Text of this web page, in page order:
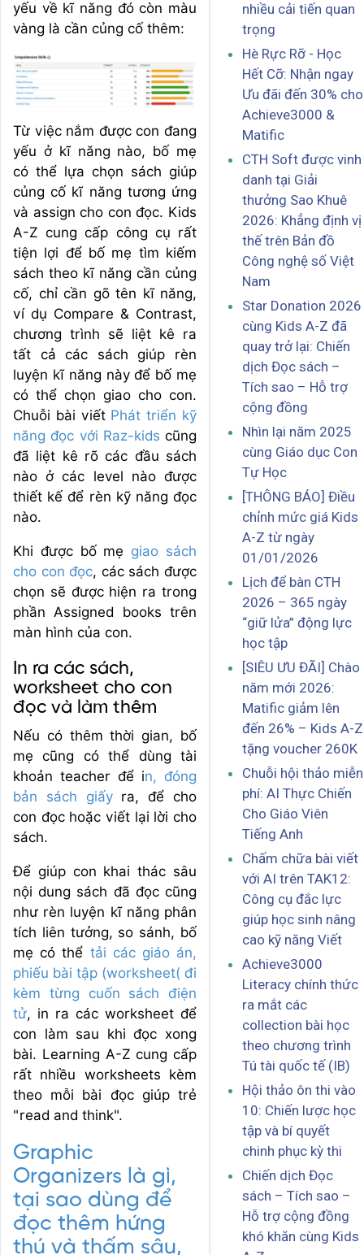
yếu về kĩ năng đó còn màu
vàng là cần củng cố thêm:
Từ việc nắm được con đang
yếu ở kĩ năng nào, bố mẹ
có thể lựa chọn sách giúp
củng cố kĩ năng tương ứng
và assign cho con đọc. Kids
A-Z cung cấp công cụ rất
tiện lợi để bố mẹ tìm kiếm
sách theo kĩ năng cần củng
cố, chỉ cần gõ tên kĩ năng,
ví dụ Compare & Contrast,
chương trình sẽ liệt kê ra
tất cả các sách giúp rèn
luyện kĩ năng này để bố mẹ
có thể chọn giao cho con.
Chuỗi bài viết Phát triển kỹ
năng đọc với Raz-kids cũng
đã liệt kê rõ các đầu sách
nào ở các level nào được
thiết kế để rèn kỹ năng đọc
nào.
Khi được bố mẹ giao sách
cho con đọc, các sách được
chọn sẽ được hiện ra trong
phần Assigned books trên
màn hình của con.
In ra các sách,
worksheet cho con
đọc và làm thêm
Nếu có thêm thời gian, bố
mẹ cũng có thể dùng tài
khoản teacher để in, đóng
bản sách giấyra, để cho
con đọc hoặc viết lại lời cho
sách.
Để giúp con khai thác sâu
nội dung sách đã đọc cũng
như rèn luyện kĩ năng phân
tích liên tưởng, so sánh, bố
mẹ có thể tải các giáo án,
phiếu bài tập (worksheet( đi
kèm từng cuốn sách điện
tử, in ra các worksheet để
con làm sau khi đọc xong
bài. Learning A-Z cung cấp
rất nhiều worksheets kèm
theo mỗi bài đọc giúp trẻ
"read and think".
Graphic
Organizers là gì,
tại sao dùng để
đọc thêm hứng
thú và thấm sâu,
nhiều cải tiến quan
trọng
Hè Rực Rỡ - Học
Hết Cỡ: Nhận ngay
Ưu đãi đến 30% cho
Achieve3000 &
Matific
CTH Soft được vinh
danh tại Giải
thưởng Sao Khuê
2026: Khẳng định vị
thế trên Bản đồ
Công nghệ số Việt
Nam
Star Donation 2026
cùng Kids A-Z đã
quay trở lại: Chiến
dịch Đọc sách –
Tích sao – Hỗ trợ
cộng đồng
Nhìn lại năm 2025
cùng Giáo dục Con
Tự Học
[THÔNG BÁO] Điều
chỉnh mức giá Kids
A-Z từ ngày
01/01/2026
Lịch để bàn CTH
2026 – 365 ngày
“giữ lửa” động lực
học tập
[SIÊU ƯU ĐÃI] Chào
năm mới 2026:
Matific giảm lên
đến 26% – Kids A-Z
tặng voucher 260K
Chuỗi hội thảo miễn
phí: AI Thực Chiến
Cho Giáo Viên
Tiếng Anh
Chấm chữa bài viết
với AI trên TAK12:
Công cụ đắc lực
giúp học sinh nâng
cao kỹ năng Viết
Achieve3000
Literacy chính thức
ra mắt các
collection bài học
theo chương trình
Tú tài quốc tế (IB)
Hội thảo ôn thi vào
10: Chiến lược học
tập và bí quyết
chinh phục kỳ thi
Chiến dịch Đọc
sách – Tích sao –
Hỗ trợ cộng đồng
khó khăn cùng Kids